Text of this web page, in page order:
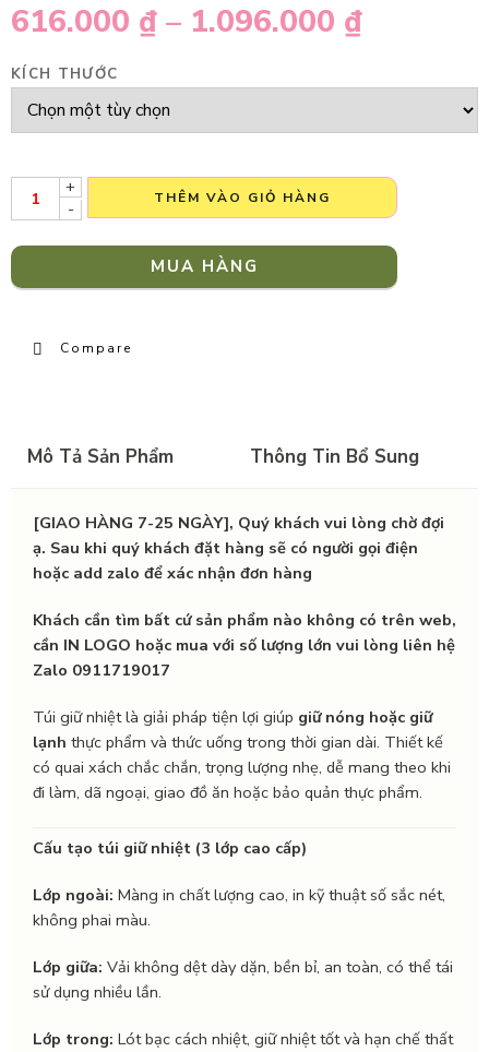
616.000 ₫ – 1.096.000 ₫
KÍCH THƯỚC
+
-
THÊM VÀO GIỎ HÀNG
MUA HÀNG
Compare
Mô Tả Sản Phẩm Thông Tin Bổ Sung
[GIAO HÀNG 7-25 NGÀY], Quý khách vui lòng chờ đợi
ạ. Sau khi quý khách đặt hàng sẽ có người gọi điện
hoặc add zalo để xác nhận đơn hàng
Khách cần tìm bất cứ sản phẩm nào không có trên web,
cần IN LOGO hoặc mua với số lượng lớn vui lòng liên hệ
Zalo 0911719017
Túi giữ nhiệt là giải pháp tiện lợi giúp giữ nóng hoặc giữ
lạnh thực phẩm và thức uống trong thời gian dài. Thiết kế
có quai xách chắc chắn, trọng lượng nhẹ, dễ mang theo khi
đi làm, dã ngoại, giao đồ ăn hoặc bảo quản thực phẩm.
Cấu tạo túi giữ nhiệt (3 lớp cao cấp)
Lớp ngoài: Màng in chất lượng cao, in kỹ thuật số sắc nét,
không phai màu.
Lớp giữa: Vải không dệt dày dặn, bền bỉ, an toàn, có thể tái
sử dụng nhiều lần.
Lớp trong: Lót bạc cách nhiệt, giữ nhiệt tốt và hạn chế thất